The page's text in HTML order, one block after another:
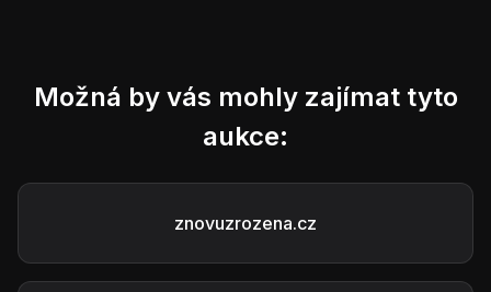
Možná by vás mohly zajímat tyto
aukce:
znovuzrozena.cz